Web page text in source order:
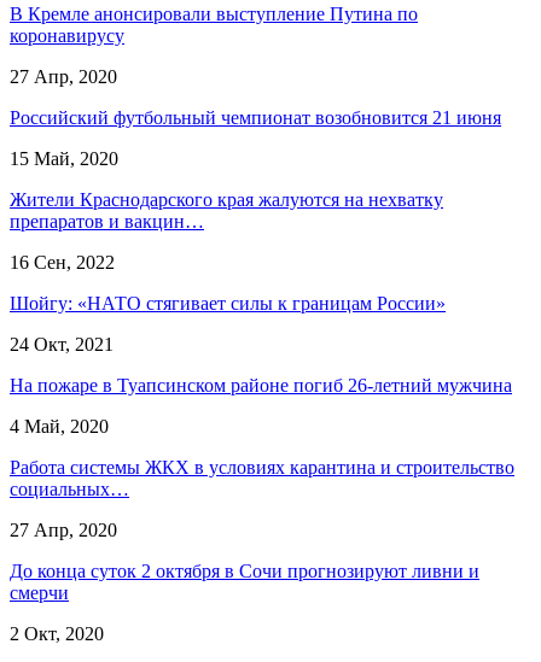
В Кремле анонсировали выступление Путина по
коронавирусу
27 Апр, 2020
Российский футбольный чемпионат возобновится 21 июня
15 Май, 2020
Жители Краснодарского края жалуются на нехватку
препаратов и вакцин…
16 Сен, 2022
Шойгу: «НАТО стягивает силы к границам России»
24 Окт, 2021
На пожаре в Туапсинском районе погиб 26-летний мужчина
4 Май, 2020
Работа системы ЖКХ в условиях карантина и строительство
социальных…
27 Апр, 2020
До конца суток 2 октября в Сочи прогнозируют ливни и
смерчи
2 Окт, 2020